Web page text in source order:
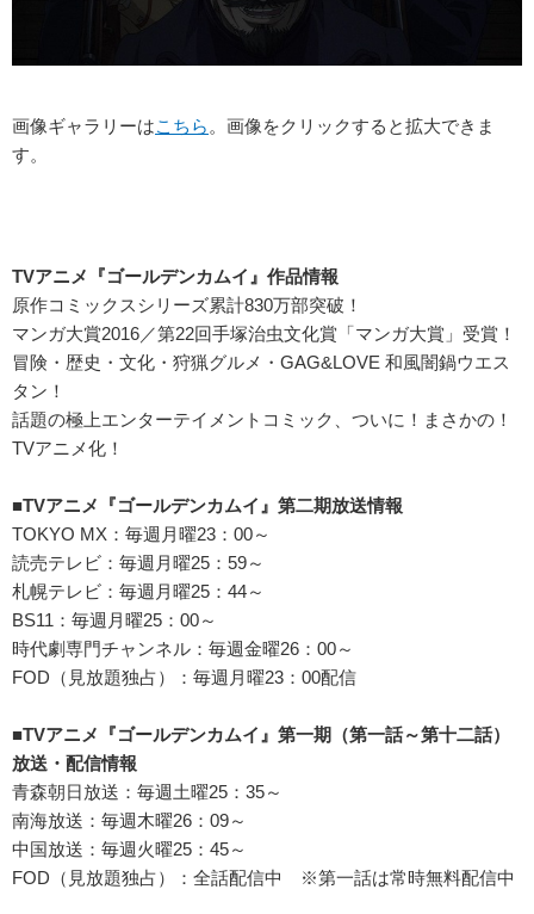
画像ギャラリーはこちら 。画像をクリックすると拡大できま
す。
TVアニメ『ゴールデンカムイ』作品情報
原作コミックスシリーズ累計830万部突破！
マンガ大賞2016／第22回手塚治虫文化賞「マンガ大賞」受賞！
冒険・歴史・文化・狩猟グルメ・GAG&LOVE 和風闇鍋ウエス
タン！
話題の極上エンターテイメントコミック、ついに！まさかの！
TVアニメ化！
■TVアニメ『ゴールデンカムイ』第二期放送情報
TOKYO MX：毎週月曜23：00～
読売テレビ：毎週月曜25：59～
札幌テレビ：毎週月曜25：44～
BS11：毎週月曜25：00～
時代劇専門チャンネル：毎週金曜26：00～
FOD（見放題独占）：毎週月曜23：00配信
■TVアニメ『ゴールデンカムイ』第一期（第一話～第十二話）
放送・配信情報
青森朝日放送：毎週土曜25：35～
南海放送：毎週木曜26：09～
中国放送：毎週火曜25：45～
FOD（見放題独占）：全話配信中 ※第一話は常時無料配信中